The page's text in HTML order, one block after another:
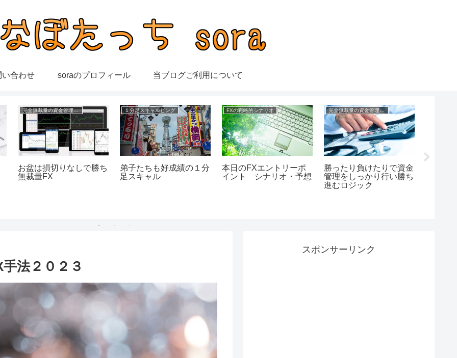
い合わせ soraのプロフィール 当ブログご利用について
完全無裁量の資金管理FX
お盆は損切りなしで勝ち
無裁量FX
１分足スキャルピング
弟子たちも好成績の１分
足スキャル
FXの戦略的シナリオ
本日のFXエントリーポ
イント シナリオ・予想
完全無裁量の資金管理FX
勝ったり負けたりで資金
管理をしっかり行い勝ち
進むロジック
法２０２３
スポンサーリンク